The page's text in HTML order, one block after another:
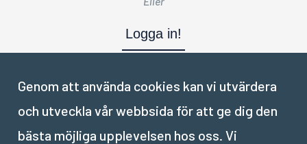
Logga in!
Nästa del:
Genom att använda cookies kan vi utvärdera
och utveckla vår webbsida för att ge dig den
bästa möjliga upplevelsen hos oss. Vi